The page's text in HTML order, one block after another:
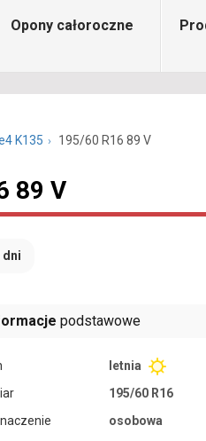
Opony całoroczne
K135 195/60 R16 89 V
89 V
dni
podstawowe
letnia
195/60 R16
osobowa